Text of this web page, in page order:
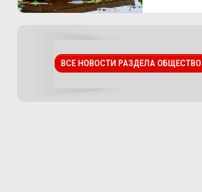
ВСЕ НОВОСТИ РАЗДЕЛА ОБЩЕСТВО